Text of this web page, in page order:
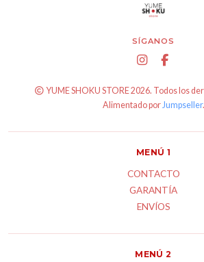
SÍGANOS
YUME SHOKU STORE 2026. Todos los
Alimentado por Jumpseller.
MENÚ 1
CONTACTO
GARANTÍA
ENVÍOS
MENÚ 2